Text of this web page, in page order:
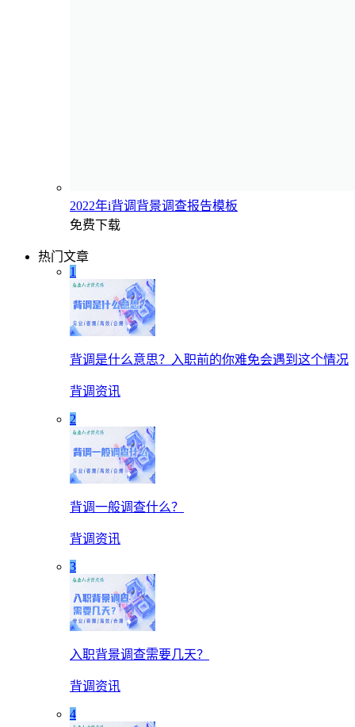
2022年i背调背景调查报告模板
免费下载
热门文章
1
背调是什么意思？入职前的你难免会遇到这个情况
背调资讯
2
背调一般调查什么？
背调资讯
3
入职背景调查需要几天？
背调资讯
4